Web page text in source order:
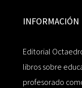
INFORMACIÓN
Editorial
libros sobre
profesorado